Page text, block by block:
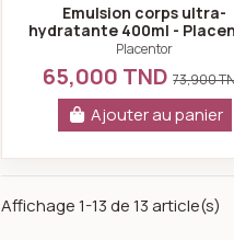
Emulsion corps ultra-
hydratante 400ml -
Placentor
65,000 TND73,900
Ajouter au panier
Affichage 1-13 de 13 article(s)